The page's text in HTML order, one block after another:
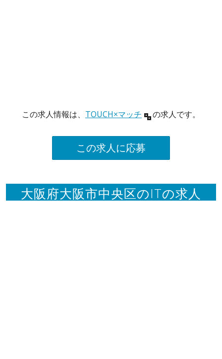
この求人情報は、 TOUCH×マッチ の求人です。
この求人に応募
大阪府大阪市中央区のITの求人